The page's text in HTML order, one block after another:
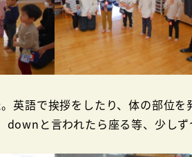
英語で挨拶をしたり、体の部位
と言われたら座る等、少しず